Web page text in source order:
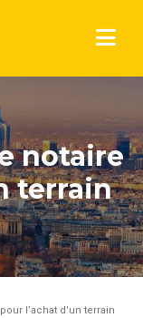
notaire
terrain
l’achat d’un terrain